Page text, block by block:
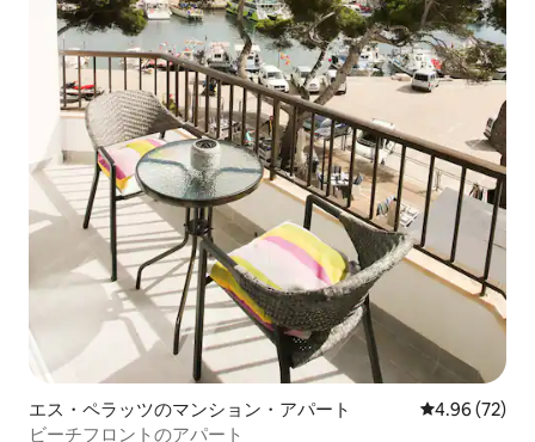
エス・ペラッツのマンション・アパート レビュー72
4.96 (72)
ビーチフロントのアパート